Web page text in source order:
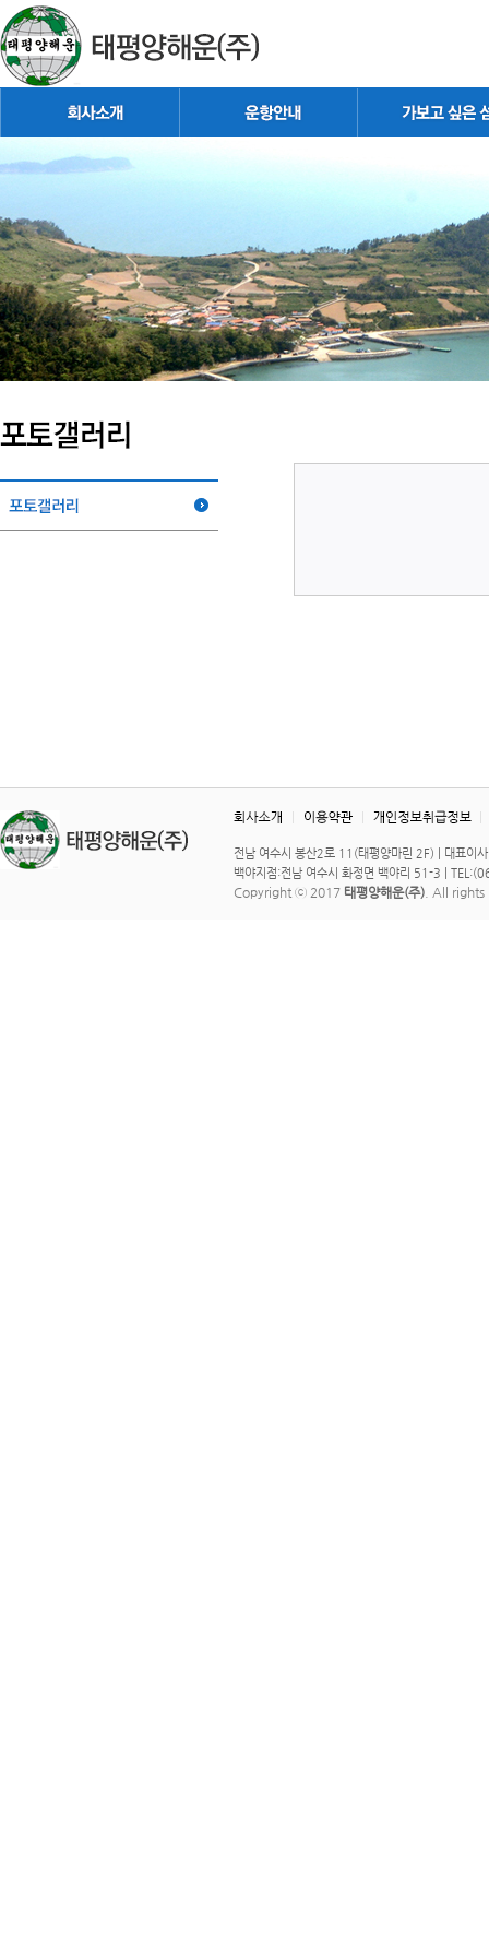
전남 여수시 봉산2로 11(태평양마린 2F) | 대표
백야지점:전남 여수시 화정면 백야리 51-3 |
Copyright ⓒ 2017 태평양해운(주) . All